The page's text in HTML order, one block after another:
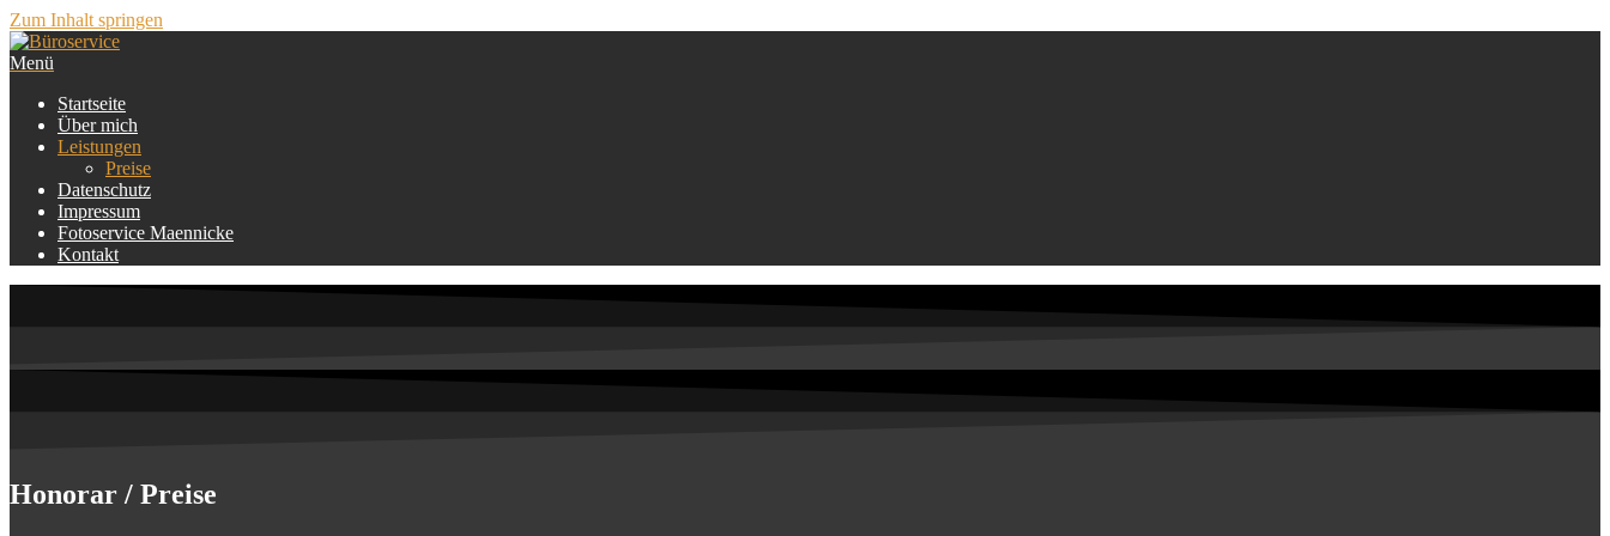
Zum Inhalt springen
Menü
Startseite
Über mich
Leistungen
Preise
Datenschutz
Impressum
Fotoservice Maennicke
Kontakt
Honorar / Preise